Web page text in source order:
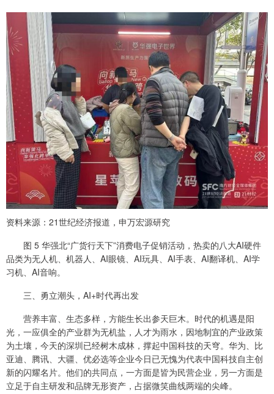
资料来源：21世纪经济报道，申万宏源研究
图 5 华强北“广货行天下”消费电子促销活动，热卖的八大AI硬件
品类为无人机、机器人、AI眼镜、AI玩具、AI手表、AI翻译机、AI学
习机、AI音响。
三、勇立潮头，AI+时代再出发
营养丰富、生态多样，方能生长出参天巨木。时代的机遇是阳
光，一应俱全的产业群为无机盐，人才为雨水，因地制宜的产业政策
为土壤，今天的深圳已经树木成林，撑起中国科技的天穹。华为、比
亚迪、腾讯、大疆、优必选等企业今日已无愧为代表中国科技自主创
新的闪耀名片。他们的共同点，一方面是皆为民营企业，另一方面是
立足于自主研发和品牌无形资产，占据微笑曲线两端的尖峰。